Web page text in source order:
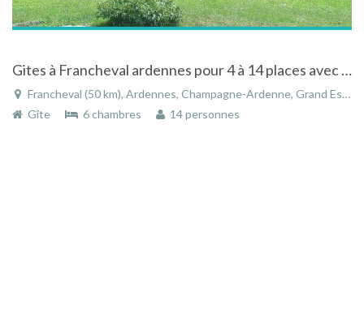
Gites à Francheval ardennes pour 4 à 14 places avec piscine à la campagne
Francheval (50 km), Ardennes, Champagne-Ardenne, Grand Est, France
Gîte
6 chambres 14 personnes